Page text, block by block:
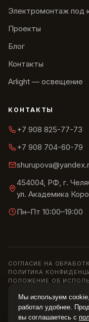
Электромонтаж под
Проекты
Блог
Контакты
Arlight — освещение
КОНТАКТЫ
+7 908 825-77-73
+7 908 704-60-79
454004, РФ, г.
ул. Академика
Пн–Пт 10:00–19:00
СОГЛАСИЕ НА
ПОЛИТИКА
ПОЛОЖЕНИЕ ОБ
Информация на сайте
публичной офертой (ст.
Мы используем
работал удобнее.
вы соглашаетесь с